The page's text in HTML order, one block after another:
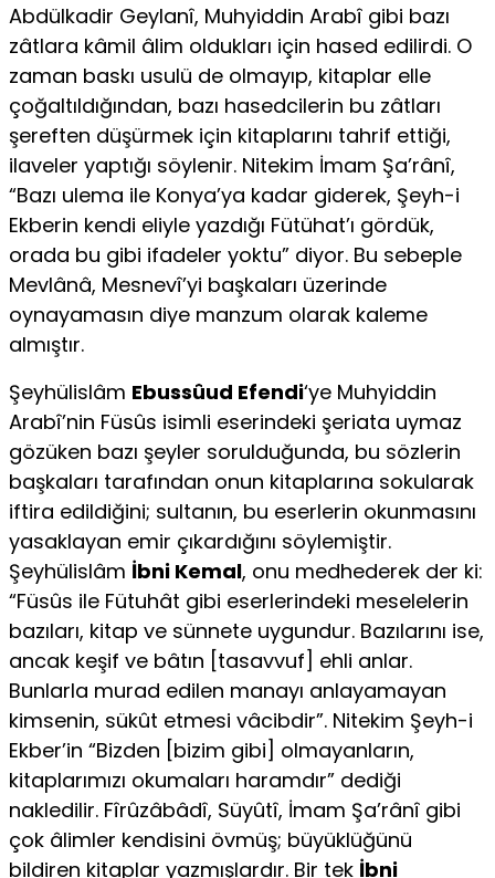
Abdülkadir Geylanî, Muhyiddin Arabî gibi bazı
zâtlara kâmil âlim oldukları için hased edilirdi. O
zaman baskı usulü de olmayıp, kitaplar elle
çoğaltıldığından, bazı hasedcilerin bu zâtları
şereften düşürmek için kitaplarını tahrif ettiği,
ilaveler yaptığı söylenir. Nitekim İmam Şa’rânî,
“Bazı ulema ile Konya’ya kadar giderek, Şeyh-i
Ekberin kendi eliyle yazdığı Fütühat’ı gördük,
orada bu gibi ifadeler yoktu” diyor. Bu sebeple
Mevlânâ, Mesnevî’yi başkaları üzerinde
oynayamasın diye manzum olarak kaleme
almıştır.
Şeyhülislâm Ebussûud Efendi‘ye Muhyiddin
Arabî’nin Füsûs isimli eserindeki şeriata uymaz
gözüken bazı şeyler sorulduğunda, bu sözlerin
başkaları tarafından onun kitaplarına sokularak
iftira edildiğini; sultanın, bu eserlerin okunmasını
yasaklayan emir çıkardığını söylemiştir.
Şeyhülislâm İbni Kemal, onu medhederek der ki:
“Füsûs ile Fütuhât gibi eserlerindeki meselelerin
bazıları, kitap ve sünnete uygundur. Bazılarını ise,
ancak keşif ve bâtın [tasavvuf] ehli anlar.
Bunlarla murad edilen manayı anlayamayan
kimsenin, sükût etmesi vâcibdir”. Nitekim Şeyh-i
Ekber’in “Bizden [bizim gibi] olmayanların,
kitaplarımızı okumaları haramdır” dediği
nakledilir. Fîrûzâbâdî, Süyûtî, İmam Şa’rânî gibi
çok âlimler kendisini övmüş; büyüklüğünü
bildiren kitaplar yazmışlardır. Bir tek İbni